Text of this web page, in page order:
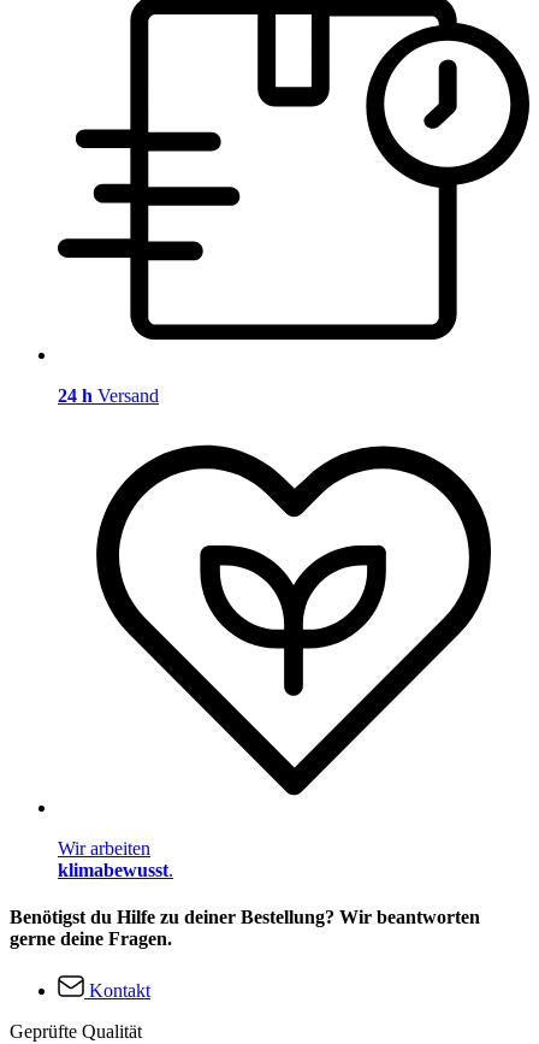
24 h Versand
Wir arbeiten
klimabewusst.
Benötigst du Hilfe zu deiner Bestellung? Wir beantworten
gerne deine Fragen.
Kontakt
Geprüfte Qualität